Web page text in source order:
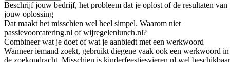
Beschrijf jouw bedrijf, het probleem dat je oplost of de resultaten van
jouw oplossing
Dat maakt het misschien wel heel simpel. Waarom niet
passievoorcatering.nl of wijregelenlunch.nl?
Combineer wat je doet of wat je aanbiedt met een werkwoord
Wanneer iemand zoekt, gebruikt diegene vaak ook een werkwoord in